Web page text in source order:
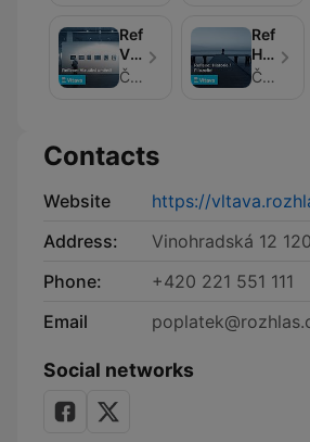
Reflexe:
Vizuální
umění!
Český rozhlas
Reflexe:
Historie
/ Český rozhlas
Contacts
Website
https://
Address:
Vinohradská 12
Phone:
+420 221 551 111
Email
Social networks